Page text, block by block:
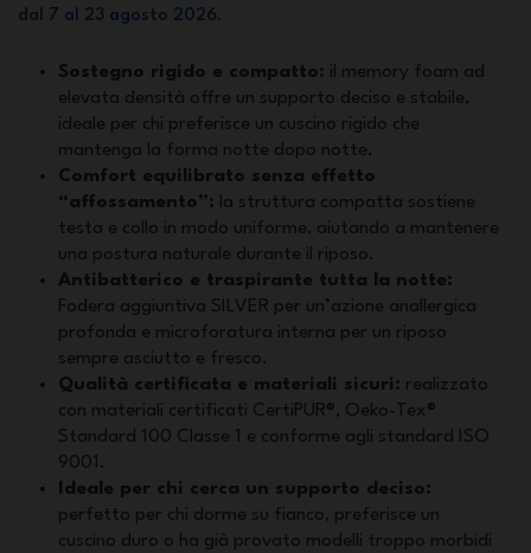
dal 7 al 23 agosto 2026.
Sostegno rigido e compatto: il memory foam ad
elevata densità offre un supporto deciso e stabile,
ideale per chi preferisce un cuscino rigido che
mantenga la forma notte dopo notte.
Comfort equilibrato senza effetto
“affossamento”: la struttura compatta sostiene
testa e collo in modo uniforme, aiutando a mantenere
una postura naturale durante il riposo.
Antibatterico e traspirante tutta la notte:
Fodera aggiuntiva SILVER per un’azione anallergica
profonda e microforatura interna per un riposo
sempre asciutto e fresco.
Qualità certificata e materiali sicuri: realizzato
con materiali certificati CertiPUR®, Oeko-Tex®
Standard 100 Classe 1 e conforme agli standard ISO
9001.
Ideale per chi cerca un supporto deciso:
perfetto per chi dorme su fianco, preferisce un
cuscino duro o ha già provato modelli troppo morbidi